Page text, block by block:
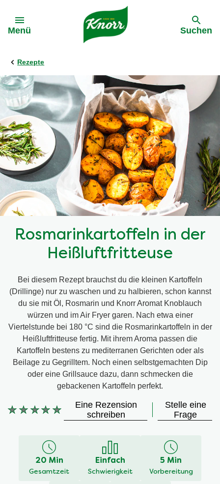
Menü Suchen
Rezepte
Rosmarinkartoffeln in der
Heißluftfritteuse
Bei diesem Rezept brauchst du die kleinen Kartoffeln
(Drillinge) nur zu waschen und zu halbieren, schon kannst
du sie mit Öl, Rosmarin und Knorr Aromat Knoblauch
würzen und im Air Fryer garen. Nach etwa einer
Viertelstunde bei 180 °C sind die Rosmarinkartoffeln in der
Heißluftfritteuse fertig. Mit ihrem Aroma passen die
Kartoffeln bestens zu mediterranen Gerichten oder als
Beilage zu Gegrilltem. Noch einen selbstgemachten Dip
oder eine Grillsauce dazu, dann schmecken die
gebackenen Kartoffeln perfekt.
Keine
recipe
Eine Rezension
schreiben
Stelle eine
Frage
20 Min
Gesamtzeit
Einfach
Schwierigkeit
5 Min
Vorbereitung